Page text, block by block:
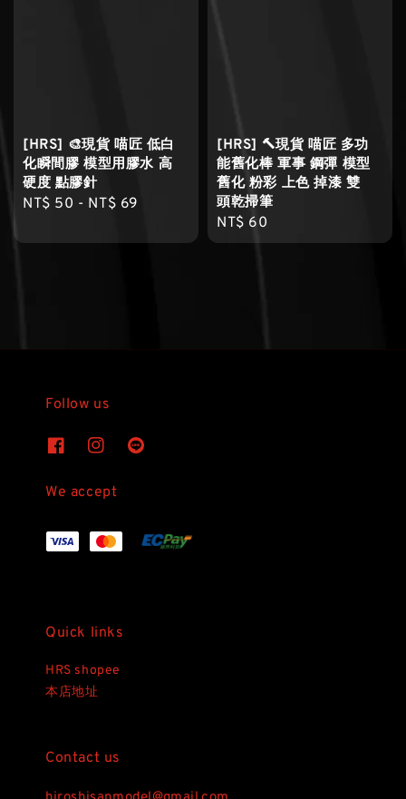
[HRS] 🎨現貨 喵匠 低白
化瞬間膠 模型用膠水 高
硬度 點膠針
Regular
NT$ 50 - NT$ 69
[HRS] 🔨現貨 喵匠 多功
能舊化棒 軍事 鋼彈 模型
舊化 粉彩 上色 掉漆 雙
頭乾掃筆
Regular
price
NT$ 60
Follow us
We accept
Quick links
HRS shopee
本店地址
Contact us